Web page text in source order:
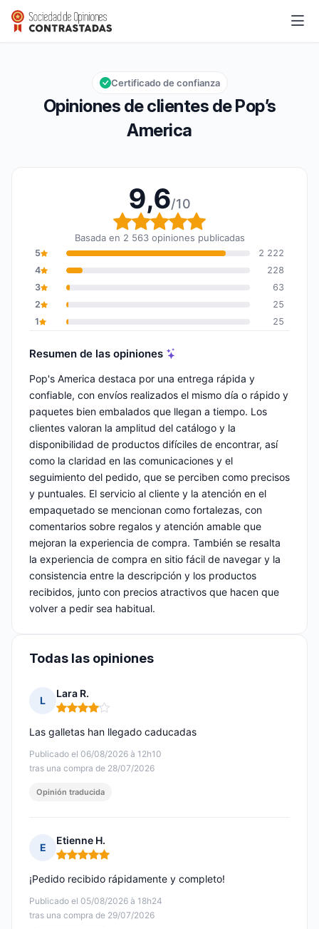
Pop’s America
Calificación global: 9,6 de 10
9,6/10
Opiniones de clientes de Pop’s
America
Certificado de confianza
9,6/10
Calificación global: 9,6
Basada en 2 563 opiniones publicadas
5
2 222
4
228
3
63
2
25
1
25
Resumen de las opiniones
Pop's America destaca por una entrega rápida y
confiable, con envíos realizados el mismo día o rápido y
paquetes bien embalados que llegan a tiempo. Los
clientes valoran la amplitud del catálogo y la
disponibilidad de productos difíciles de encontrar, así
como la claridad en las comunicaciones y el
seguimiento del pedido, que se perciben como precisos
y puntuales. El servicio al cliente y la atención en el
empaquetado se mencionan como fortalezas, con
comentarios sobre regalos y atención amable que
mejoran la experiencia de compra. También se resalta
la experiencia de compra en sitio fácil de navegar y la
consistencia entre la descripción y los productos
recibidos, junto con precios atractivos que hacen que
volver a pedir sea habitual.
Todas las opiniones
L
Lara R.
Nota: 4 de 5
Publicado el 06/08/2026 à 12h10
tras una compra de 28/07/2026
Las galletas han llegado caducadas
Opinión traducida
E
Etienne H.
Nota: 5 de 5
Publicado el 05/08/2026 à 18h24
tras una compra de 29/07/2026
¡Pedido recibido rápidamente y completo!